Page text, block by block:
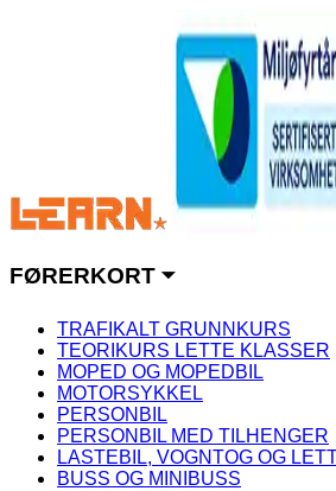
FØRERKORT ⏷
TRAFIKALT GRUNNKURS
TEORIKURS LETTE KLASSER
MOPED OG MOPEDBIL
MOTORSYKKEL
PERSONBIL
PERSONBIL MED TILHENGER
LASTEBIL, VOGNTOG OG
BUSS OG MINIBUSS